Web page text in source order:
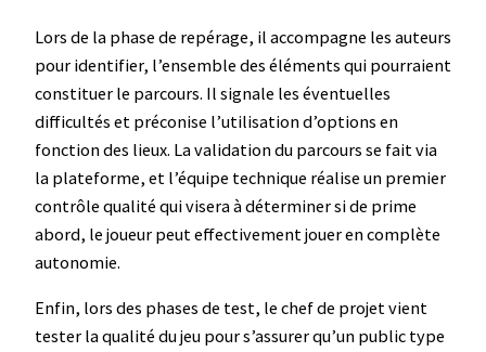
Lors de la phase de repérage, il accompagne les auteurs
pour identifier, l’ensemble des éléments qui pourraient
constituer le parcours. Il signale les éventuelles
difficultés et préconise l’utilisation d’options en
fonction des lieux. La validation du parcours se fait via
la plateforme, et l’équipe technique réalise un premier
contrôle qualité qui visera à déterminer si de prime
abord, le joueur peut effectivement jouer en complète
autonomie.
Enfin, lors des phases de test, le chef de projet vient
tester la qualité du jeu pour s’assurer qu’un public type